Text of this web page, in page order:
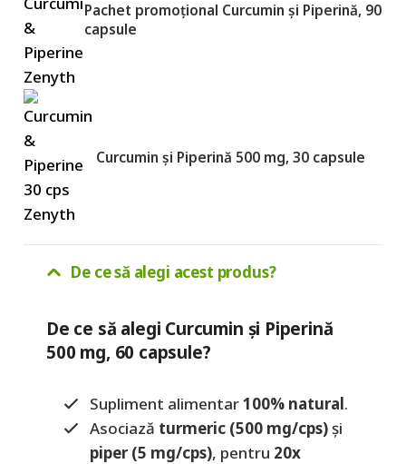
Pachet promoțional Curcumin și Piperină, 90
capsule
Curcumin și Piperină 500 mg, 30 capsule
De ce să alegi acest produs?
De ce să alegi Curcumin și Piperină
500 mg, 60 capsule?
Supliment alimentar100% natural.
Asociază turmeric (500 mg/cps)și
piper (5 mg/cps), pentru 20x